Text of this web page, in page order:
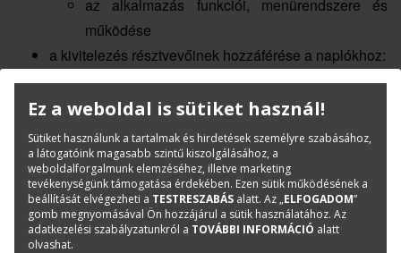
az alkalmazás funkciói, menürendszere és
működése
a kivitelezés résztvevőinek hozzáférése a naplókhoz:
bejegyzési és betekintési jogosultság
mit látnak a hatóságok,
mit látnak a kivitelezés résztvevői
e-építési napló vezetés lépésről lépésre, a
készenlétbe helyezéstől a lezárásig
gyakorlati problémák kezelése, modellezése
a szabályos napi jelentés, offline bejegyzés
Ez a weboldal is sütiket használ!
Sütiket használunk a tartalmak és hirdetések személyre szabásához,
a látogatóink magasabb szintű kiszolgálásához, a
weboldalforgalmunk elemzéséhez, illetve marketing
tevékenységünk támogatása érdekében. Ezen sütik működésének a
beállítását elvégezheti a TESTRESZABÁS alatt. Az „ELFOGADOM”
gomb megnyomásával Ön hozzájárul a sütik használatához. Az
adatkezelési szabályzatunkról a TOVÁBBI INFORMÁCIÓ alatt
olvashat.